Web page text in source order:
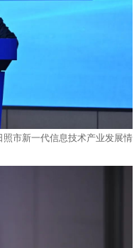
市新一代信息技术产业发展情